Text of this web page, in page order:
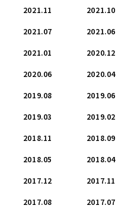
2021.11 2021.10
2021.07 2021.06
2021.01 2020.12
2020.06 2020.04
2019.08 2019.06
2019.03 2019.02
2018.11 2018.09
2018.05 2018.04
2017.12 2017.11
2017.08 2017.07